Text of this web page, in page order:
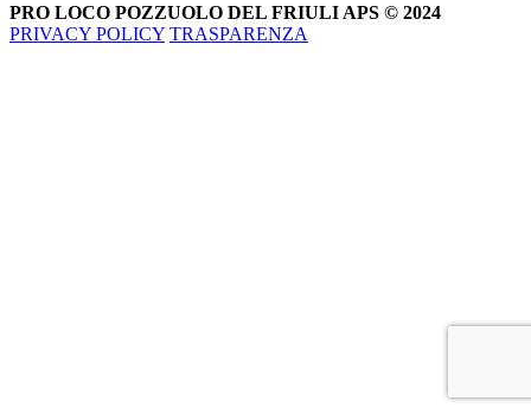
PRO LOCO POZZUOLO DEL FRIULI APS © 2024
PRIVACY POLICY TRASPARENZA